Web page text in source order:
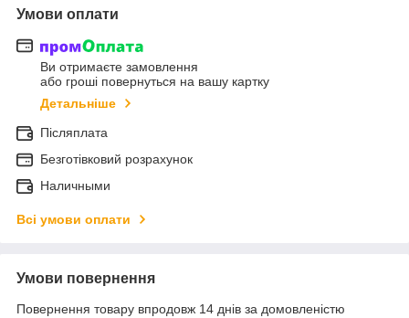
Умови оплати
Ви отримаєте замовлення
або гроші повернуться на вашу картку
Детальніше
Післяплата
Безготівковий розрахунок
Наличными
Всі умови оплати
Умови повернення
Повернення товару впродовж 14 днів за домовленістю